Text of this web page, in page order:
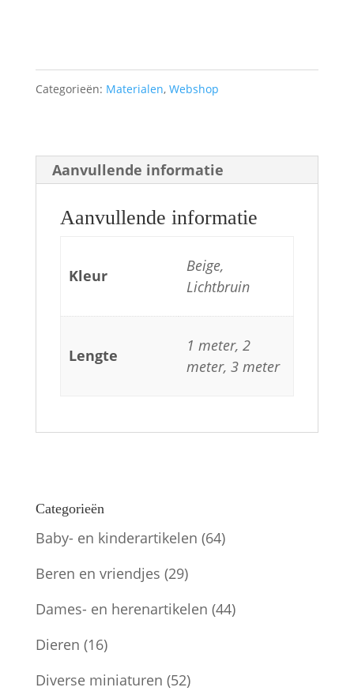
Categorieën: Materialen, Webshop
Aanvullende informatie
Aanvullende informatie
Kleur
Beige,
Lichtbruin
Lengte
1 meter, 2
meter, 3 meter
Categorieën
Baby- en kinderartikelen (64)
Beren en vriendjes (29)
Dames- en herenartikelen (44)
Dieren (16)
Diverse miniaturen (52)